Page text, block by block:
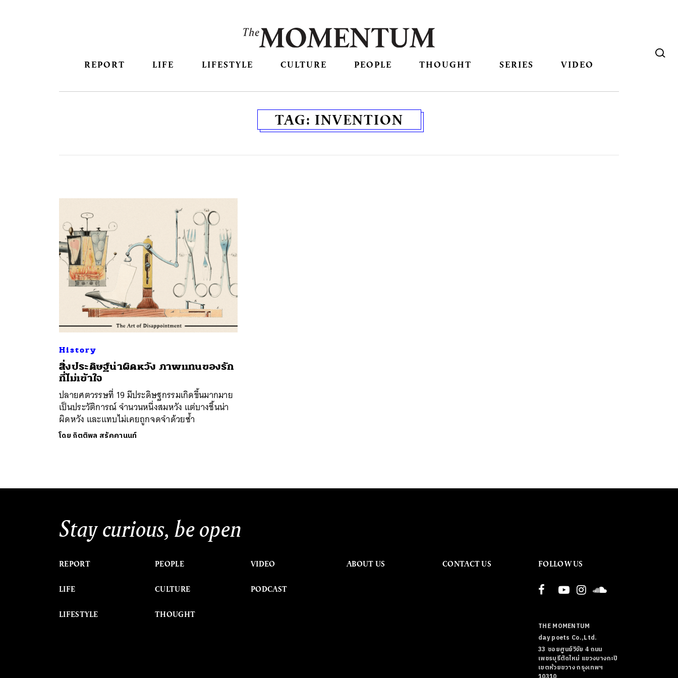
REPORT LIFE LIFESTYLE CULTURE PEOPLE THOUGHT SERIES VIDEO
TAG: INVENTION
History
สิ่งประดิษฐ์น่าผิดหวัง ภาพแทนของรัก
ที่ไม่เข้าใจ
ปลายศตวรรษที่ 19 มีประดิษฐกรรมเกิดขึ้นมากมาย
เป็นประวัติการณ์ จำนวนหนึ่งสมหวัง แต่บางชิ้นน่า
ผิดหวัง และแทบไม่เคยถูกจดจำด้วยซ้ำ
โดย กิตติพล สรัคคานนท์
Stay curious, be open
REPORT
LIFE
LIFESTYLE
PEOPLE
CULTURE
THOUGHT
VIDEO
PODCAST
ABOUT US CONTACT US FOLLOW US
THE MOMENTUM
day poets Co.,Ltd.
33 ซอยศูนย์วิจัย 4 ถนน
เพชรบุรีตัดใหม่ แขวงบางกะปิ
เขตห้วยขวาง กรุงเทพฯ
ค้นหา